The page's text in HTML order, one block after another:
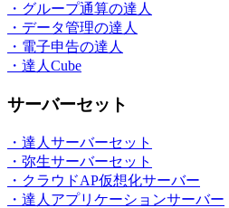
・グループ通算の達人
・データ管理の達人
・電子申告の達人
・達人Cube
サーバーセット
・達人サーバーセット
・弥生サーバーセット
・クラウドAP仮想化サーバー
・達人アプリケーションサーバー